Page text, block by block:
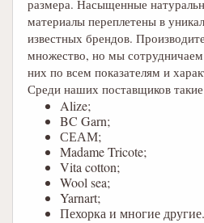
размера. Насыщенные
материалы переплетены в
известных брендов.
множество, но мы
них по всем показателям и
Среди наших поставщиков
Alize;
BC Garn;
СЕАМ;
Madame Tricote;
Vita cotton;
Wool sea;
Yarnart;
Пехорка и многие другие.